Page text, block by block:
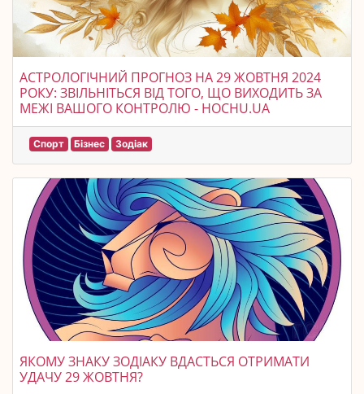
АСТРОЛОГІЧНИЙ ПРОГНОЗ НА 29 ЖОВТНЯ 2024
РОКУ: ЗВІЛЬНІТЬСЯ ВІД ТОГО, ЩО ВИХОДИТЬ ЗА
МЕЖІ ВАШОГО КОНТРОЛЮ - HOCHU.UA
Спорт Бізнес Зодіак
ЯКОМУ ЗНАКУ ЗОДІАКУ ВДАСТЬСЯ ОТРИМАТИ
УДАЧУ 29 ЖОВТНЯ?